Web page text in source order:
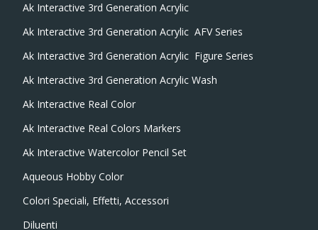
Ak Interactive 3rd Generation Acrylic
Ak Interactive 3rd Generation Acrylic  AFV Series
Ak Interactive 3rd Generation Acrylic  Figure Series
Ak Interactive 3rd Generation Acrylic Wash
Ak Interactive Real Color
Ak Interactive Real Colors Markers
Ak Interactive Watercolor Pencil Set
Aqueous Hobby Color
Colori Speciali, Effetti, Accessori
Diluenti